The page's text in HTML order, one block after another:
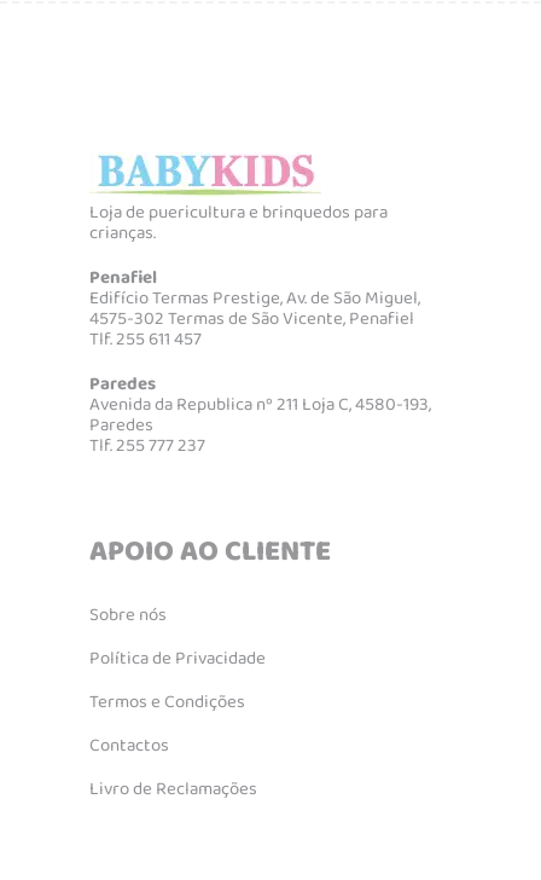
Loja de puericultura e brinquedos para
crianças.
Penafiel
Edifício Termas Prestige, Av. de São Miguel,
4575-302 Termas de São Vicente, Penafiel
Tlf. 255 611 457
Paredes
Avenida da Republica nº 211 Loja C, 4580-193,
Paredes
Tlf. 255 777 237
APOIO AO CLIENTE
Sobre nós
Política de Privacidade
Termos e Condições
Contactos
Livro de Reclamações